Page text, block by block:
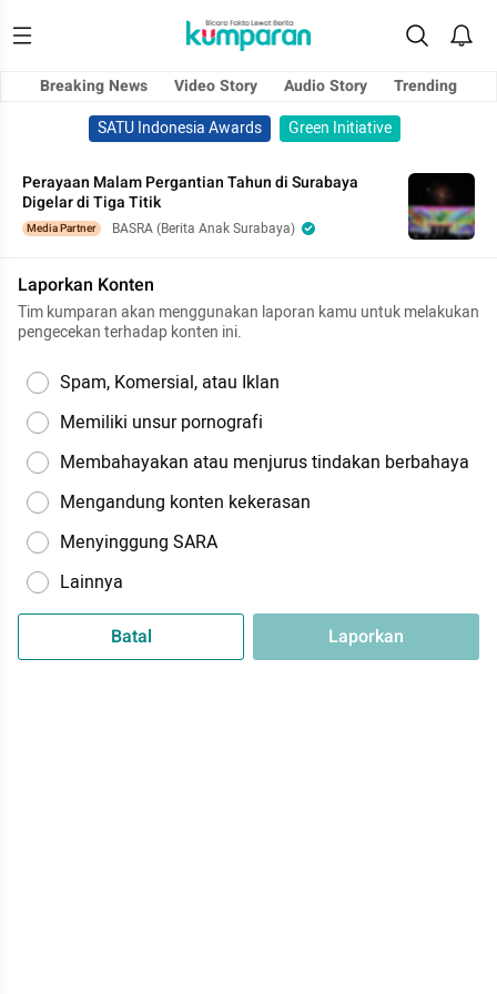
Breaking News Video Story Audio Story
Trending
SATU Indonesia Awards
Green Initiative
Perayaan Malam Pergantian Tahun di Surabaya
Digelar di Tiga Titik
Media Partner BASRA (Berita Anak Surabaya)
Laporkan Konten
Tim kumparan akan menggunakan laporan kamu untuk melakukan
pengecekan terhadap konten ini.
Spam, Komersial, atau Iklan
Memiliki unsur pornografi
Membahayakan atau menjurus tindakan berbahaya
Mengandung konten kekerasan
Menyinggung SARA
Lainnya
Batal Laporkan